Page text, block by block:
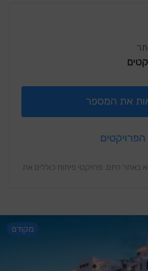
את המספר
היזם. פרויקטי פיתוח כוללים את
מקודם